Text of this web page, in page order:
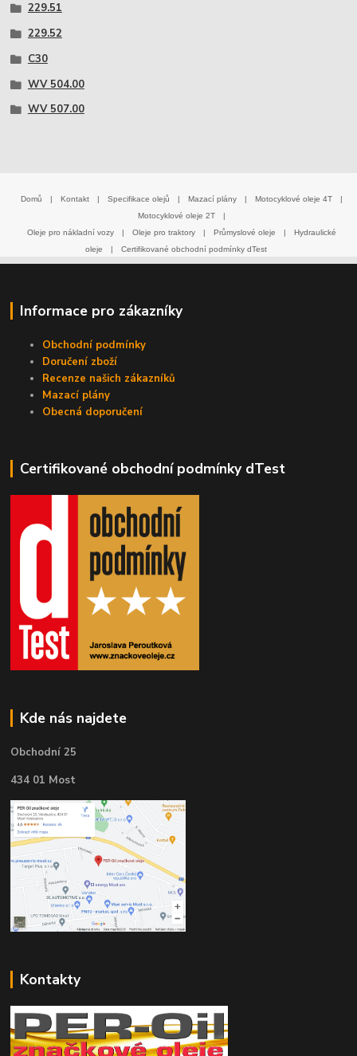
229.51
229.52
C30
WV 504.00
WV 507.00
Domů | Kontakt | Specifikace olejů | Mazací plány | Motocyklové oleje 4T
|
Motocyklové oleje 2T
|
Oleje pro nákladní vozy
| Oleje pro traktory | Průmyslové oleje |
Hydraulické
oleje
| Certifikované obchodní podmínky dTest
Informace pro zákazníky
Obchodní podmínky
Doručení zboží
Recenze našich zákazníků
Mazací plány
Obecná doporučení
Certifikované obchodní podmínky dTest
Kde nás najdete
Obchodní 25
434 01 Most
Kontakty